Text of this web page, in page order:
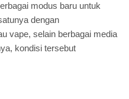
modus baru untuk
dengan
vape, selain berbagai media
kondisi tersebut